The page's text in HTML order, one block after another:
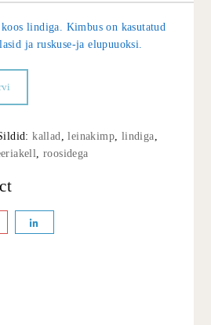
lindiga. Kimbus on kasutatud
ja ruskuse-ja elupuuoksi.
kallad ,leinakimp lindiga
,roosidega